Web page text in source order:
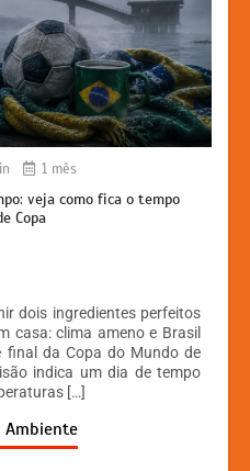
1 mês
veja como fica o tempo
Copa
dois ingredientes perfeitos
casa: clima ameno e Brasil
final da Copa do Mundo de
indica um dia de tempo
[…]
Ambiente